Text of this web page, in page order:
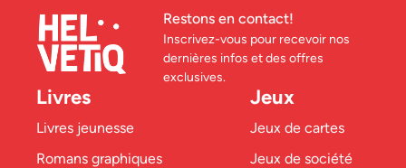
Restons en contact!
Inscrivez-vous pour recevoir nos
dernières infos et des offres
exclusives.
Livres
Livres jeunesse
Romans graphiques
Jeux
Jeux de cartes
Jeux de société